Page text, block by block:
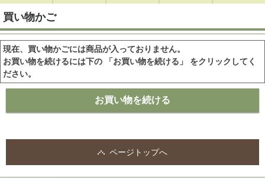
買い物かご
現在、買い物かごには商品が入っておりません。
お買い物を続けるには下の 「お買い物を続ける」 をクリックしてく
ださい。
ページトップへ